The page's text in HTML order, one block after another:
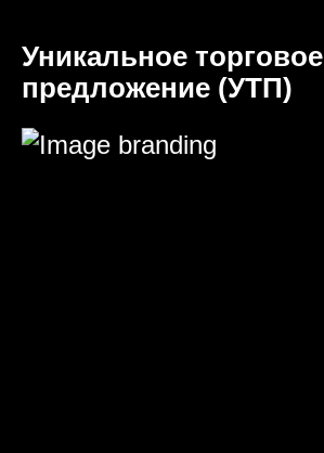
Уникальное торговое
предложение (УТП)